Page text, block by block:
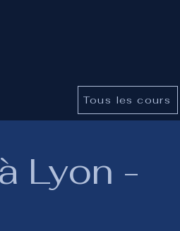
Tous les cours
Lyon -